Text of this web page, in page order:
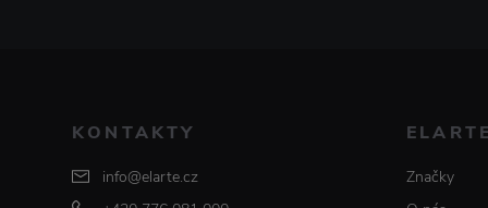
KONTAKTY
info@elarte.cz
Značky